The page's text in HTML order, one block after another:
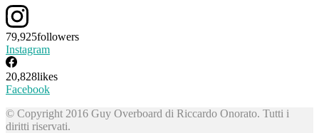
79,925followers
Instagram
20,828likes
Facebook
© Copyright 2016 Guy Overboard di Riccardo Onorato. Tutti i
diritti riservati.